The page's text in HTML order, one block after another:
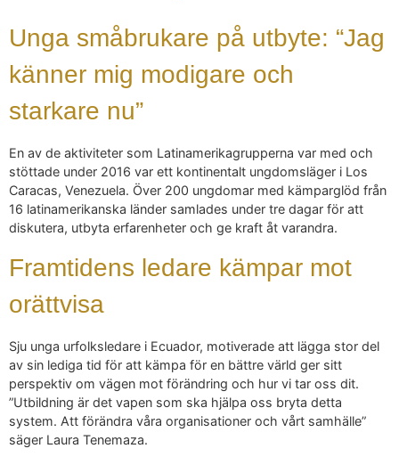
Unga småbrukare på utbyte: “Jag
känner mig modigare och
starkare nu”
En av de aktiviteter som Latinamerikagrupperna var med och
stöttade under 2016 var ett kontinentalt ungdomsläger i Los
Caracas, Venezuela. Över 200 ungdomar med kämparglöd från
16 latinamerikanska länder samlades under tre dagar för att
diskutera, utbyta erfarenheter och ge kraft åt varandra.
Framtidens ledare kämpar mot
orättvisa
Sju unga urfolksledare i Ecuador, motiverade att lägga stor del
av sin lediga tid för att kämpa för en bättre värld ger sitt
perspektiv om vägen mot förändring och hur vi tar oss dit.
”Utbildning är det vapen som ska hjälpa oss bryta detta
system. Att förändra våra organisationer och vårt samhälle”
säger Laura Tenemaza.